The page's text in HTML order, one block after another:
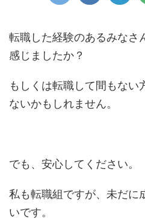
転職した経験のあるみなさ
感じましたか？
もしくは転職して間もない
ないかもしれません。
でも、安心してください。
私も転職組ですが、未だに
いです。